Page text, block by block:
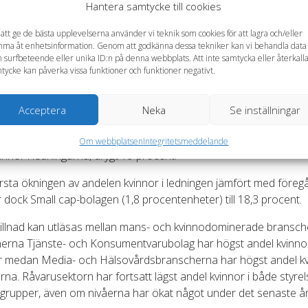
Hantera samtycke till cookies
att ge de bästa upplevelserna använder vi teknik som cookies för att lagra och/eller
åt enhetsinformation. Genom att godkänna dessa tekniker kan vi behandla data
surfbeteende eller unika ID:n på denna webbplats. Att inte samtycka eller återkalla
kan påverka vissa funktioner och funktioner negativt.
Acceptera Neka Se inställningar
Om webbplatsenIntegritetsmeddelande
och breddat rekryteringsunderlag, som även omfattar
kandidater utanför valberedningarnas gängse nätverk, ger
för bolagen att utvecklas på bästa möjliga sätt. Därför
för oss ur ett investeringsperspektiv, säger Eva Halvarsson.
bolagen går i täten för styrelser medan Small cap-
ökningen i ledningen
i de så kallade Large cap-bolagens styrelser ökade
undersökning – med 3,9 procent till 29,1 procent. De hade
i ledningarna, drygt 19 procent.
ökningen av andelen kvinnor i ledningen jämfört med
dock Small cap-bolagen (1,8 procentenheter) till 18,3 procent.
kan utläsas mellan mans- och kvinnodominerade
Tjänste- och Konsumentvarubolag har högst andel
medan Media- och Hälsovårdsbranscherna har högst andel
Råvarusektorn har fortsatt lägst andel kvinnor i både
även om nivåerna har ökat något under det senaste